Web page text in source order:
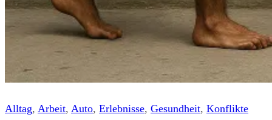
Alltag, Arbeit, Auto, Erlebnisse, Gesundheit, Konflikte